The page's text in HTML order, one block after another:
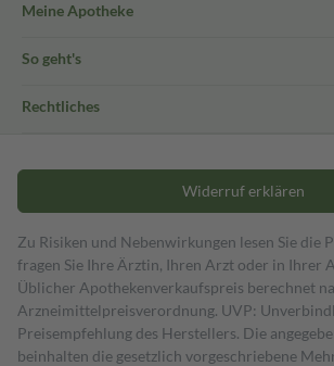
Meine Apotheke
So geht's
Rechtliches
Widerruf erklären
Zu Risiken und Nebenwirkungen lesen Sie die
fragen Sie Ihre Ärztin, Ihren Arzt oder in Ihrer
Üblicher Apothekenverkaufspreis berechnet
Arzneimittelpreisverordnung. UVP:
Preisempfehlung des Herstellers. Die
beinhalten die gesetzlich vorgeschriebene